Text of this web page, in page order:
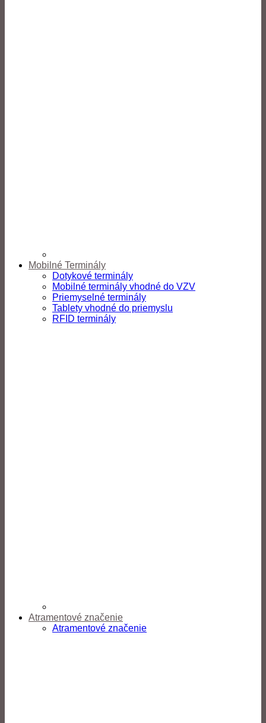
Mobilné Terminály
Dotykové terminály
Mobilné terminály vhodné do VZV
Priemyselné terminály
Tablety vhodné do priemyslu
RFID terminály
Atramentové značenie
Atramentové značenie